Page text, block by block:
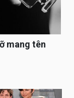
mang tên